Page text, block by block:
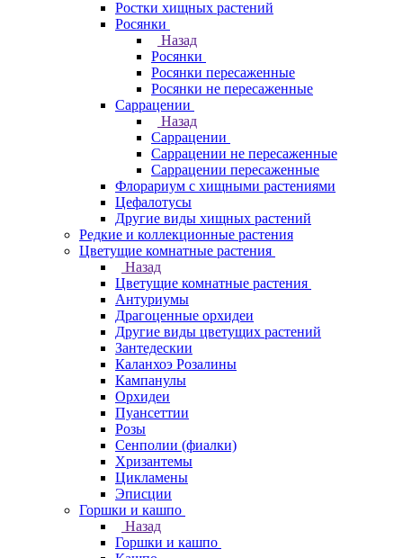
Ростки хищных растений
Росянки
Назад
Росянки
Росянки пересаженные
Росянки не пересаженные
Саррацении
Назад
Саррацении
Саррацении не пересаженные
Саррацении пересаженные
Флорариум с хищными растениями
Цефалотусы
Другие виды хищных растений
Редкие и коллекционные растения
Цветущие комнатные растения
Назад
Цветущие комнатные растения
Антуриумы
Драгоценные орхидеи
Другие виды цветущих растений
Зантедескии
Каланхоэ Розалины
Кампанулы
Орхидеи
Пуансеттии
Розы
Сенполии (фиалки)
Хризантемы
Цикламены
Эписции
Горшки и кашпо
Назад
Горшки и кашпо